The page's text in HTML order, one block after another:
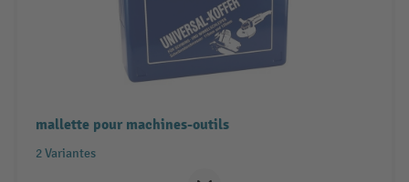
mallette pour machines-outils
2 Variantes